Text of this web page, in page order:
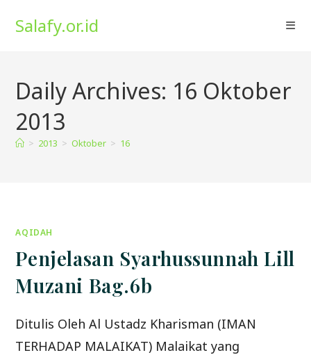
Salafy.or.id
Daily Archives: 16 Oktober
2013
> 2013 > Oktober > 16
AQIDAH
Penjelasan Syarhussunnah Lill
Muzani Bag.6b
Ditulis Oleh Al Ustadz Kharisman (IMAN
TERHADAP MALAIKAT) Malaikat yang